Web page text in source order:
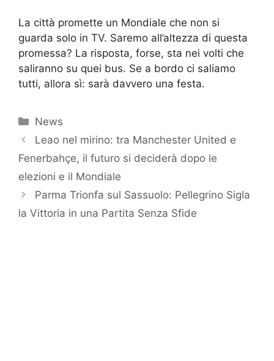
La città promette un Mondiale che non si
guarda solo in TV. Saremo all’altezza di questa
promessa? La risposta, forse, sta nei volti che
saliranno su quei bus. Se a bordo ci saliamo
tutti, allora sì: sarà davvero una festa.
Categorie
News
Leao nel mirino: tra Manchester United e
Fenerbahçe, il futuro si deciderà dopo le
elezioni e il Mondiale
Parma Trionfa sul Sassuolo: Pellegrino Sigla
la Vittoria in una Partita Senza Sfide